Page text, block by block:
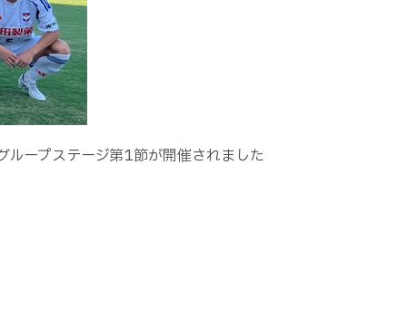
ープステージ第1節が開催されました